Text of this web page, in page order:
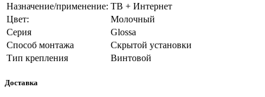
Назначение/применение: ТВ + Интернет
Цвет:
Молочный
Серия
Glossa
Способ монтажа
Скрытой установки
Тип крепления
Винтовой
Доставка